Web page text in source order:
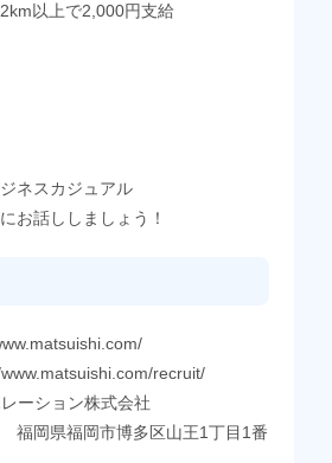
以上で2,000円支給
ネスカジュアル
お話ししましょう！
recruit/
ーション株式会社
福岡県福岡市博多区山王1丁目1番